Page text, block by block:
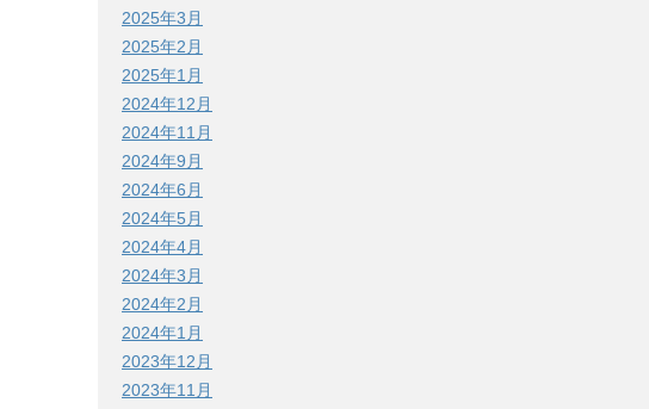
2025年3月
2025年2月
2025年1月
2024年12月
2024年11月
2024年9月
2024年6月
2024年5月
2024年4月
2024年3月
2024年2月
2024年1月
2023年12月
2023年11月